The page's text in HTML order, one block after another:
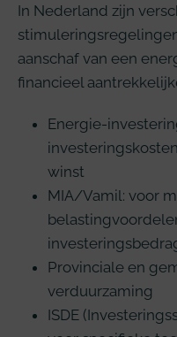
In Nederland zijn
aanschaf van een
financieel
Energie-
winst
MIA/Vamil: voor
Provinciale en
verduurzaming
ISDE